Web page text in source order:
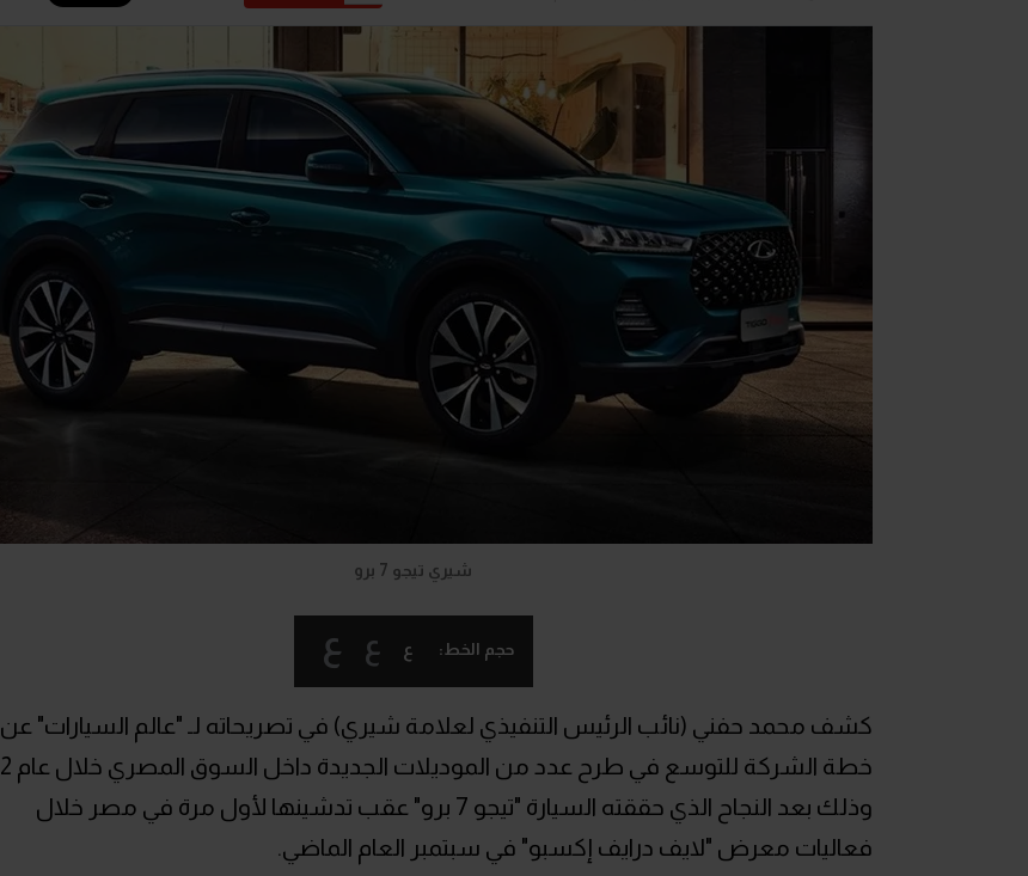
شيري تيجو 7 برو
حجم الخط: ع ع ع
كشف محمد حفني (نائب الرئيس التنفيذي لعلامة شيري) في تصريحاته لـ "عالم السيارات" عن
وذلك بعد النجاح الذي حققته السيارة "تيجو 7 برو" عقب تدشينها لأول مرة في مصر خلال
فعاليات معرض "لايف درايف إكسبو" في سبتمبر العام الماضي.